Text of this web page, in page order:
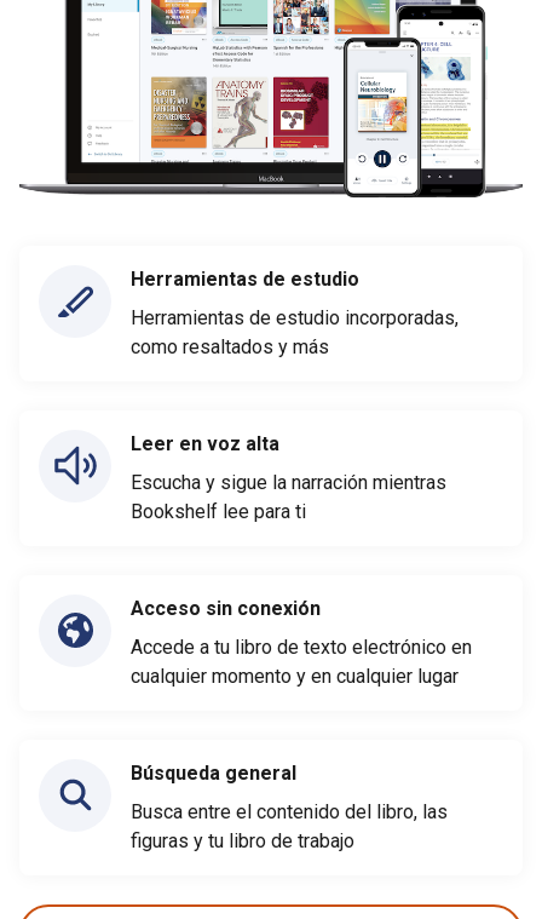
Herramientas de estudio
Herramientas de estudio incorporadas,
como resaltados y más
Leer en voz alta
Escucha y sigue la narración mientras
Bookshelf lee para ti
Acceso sin conexión
Accede a tu libro de texto electrónico en
cualquier momento y en cualquier lugar
Búsqueda general
Busca entre el contenido del libro, las
figuras y tu libro de trabajo